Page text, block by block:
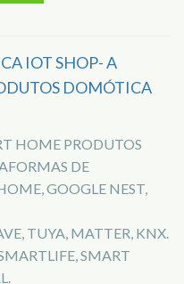
IOT SHOP- A
DOMÓTICA
HOME PRODUTOS
DE
GOOGLE NEST,
TUYA, MATTER, KNX.
SMART